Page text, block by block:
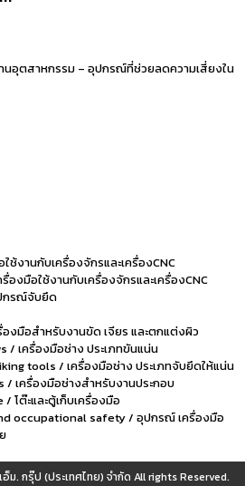
นอุตสาหกรรม – อุปกรณ์ที่ช่วยลดความเสี่ยงใน
ช้งานกับเครื่องจักรและเครื่องCNC
งมือใช้งานกับเครื่องจักรและเครื่องCNC
กรณ์จับยึด
งมือสำหรับงานขัด เจียร และตกแต่งผิว
เครื่องมือช่าง ประเภทขันแน่น
tools / เครื่องมือช่าง ประเภทจับยึดให้แน่น
เครื่องมือช่างสำหรับงานประกอบ
โต๊ะและตู้เก็บเครื่องมือ
occupational safety / อุปกรณ์ เครื่องมือ
ม. กรุ๊ป (ประเทศไทย) จำกัด All rights Reserved.